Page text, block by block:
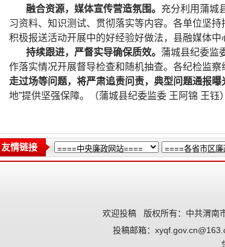
融合资源，媒体宣传营造氛围。 充分利用蒲城
习资料、知识测试、贯彻落实等内容。各单位坚
积极报送活动开展中的好经验好做法，县融媒体
持续跟进，严督实导确保质效。蒲城县纪委监
作落实情况开展督导检查和随机抽查。各纪检监
走过场等问题，将严肃追责问责，典型问题通报曝
地”提供坚强保障。（蒲城县纪委监委 王阿锦 王钰）
友情链接
欢迎投稿 版权所有：中共渭南
投稿邮箱：